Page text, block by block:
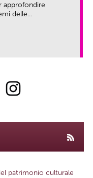
approfondire
delle...
patrimonio culturale